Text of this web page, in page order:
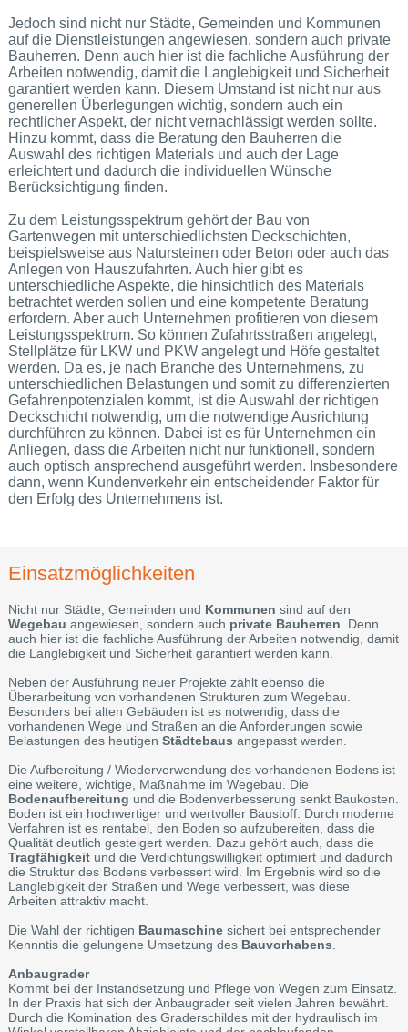
Jedoch sind nicht nur Städte, Gemeinden und Kommunen
auf die Dienstleistungen angewiesen, sondern auch private
Bauherren. Denn auch hier ist die fachliche Ausführung der
Arbeiten notwendig, damit die Langlebigkeit und Sicherheit
garantiert werden kann. Diesem Umstand ist nicht nur aus
generellen Überlegungen wichtig, sondern auch ein
rechtlicher Aspekt, der nicht vernachlässigt werden sollte.
Hinzu kommt, dass die Beratung den Bauherren die
Auswahl des richtigen Materials und auch der Lage
erleichtert und dadurch die individuellen Wünsche
Berücksichtigung finden.
Zu dem Leistungsspektrum gehört der Bau von
Gartenwegen mit unterschiedlichsten Deckschichten,
beispielsweise aus Natursteinen oder Beton oder auch das
Anlegen von Hauszufahrten. Auch hier gibt es
unterschiedliche Aspekte, die hinsichtlich des Materials
betrachtet werden sollen und eine kompetente Beratung
erfordern. Aber auch Unternehmen profitieren von diesem
Leistungsspektrum. So können Zufahrtsstraßen angelegt,
Stellplätze für LKW und PKW angelegt und Höfe gestaltet
werden. Da es, je nach Branche des Unternehmens, zu
unterschiedlichen Belastungen und somit zu differenzierten
Gefahrenpotenzialen kommt, ist die Auswahl der richtigen
Deckschicht notwendig, um die notwendige Ausrichtung
durchführen zu können. Dabei ist es für Unternehmen ein
Anliegen, dass die Arbeiten nicht nur funktionell, sondern
auch optisch ansprechend ausgeführt werden. Insbesondere
dann, wenn Kundenverkehr ein entscheidender Faktor für
den Erfolg des Unternehmens ist.
Einsatzmöglichkeiten
Nicht nur Städte, Gemeinden und Kommunen sind auf den
Wegebau angewiesen, sondern auch private Bauherren . Denn
auch hier ist die fachliche Ausführung der Arbeiten notwendig, damit
die Langlebigkeit und Sicherheit garantiert werden kann.
Neben der Ausführung neuer Projekte zählt ebenso die
Überarbeitung von vorhandenen Strukturen zum Wegebau.
Besonders bei alten Gebäuden ist es notwendig, dass die
vorhandenen Wege und Straßen an die Anforderungen sowie
Belastungen des heutigen Städtebaus angepasst werden.
Die Aufbereitung / Wiederverwendung des vorhandenen Bodens ist
eine weitere, wichtige, Maßnahme im Wegebau. Die
Bodenaufbereitung und die Bodenverbesserung senkt Baukosten.
Boden ist ein hochwertiger und wertvoller Baustoff. Durch moderne
Verfahren ist es rentabel, den Boden so aufzubereiten, dass die
Qualität deutlich gesteigert werden. Dazu gehört auch, dass die
Tragfähigkeitund die Verdichtungswilligkeit optimiert und dadurch
die Struktur des Bodens verbessert wird. Im Ergebnis wird so die
Langlebigkeit der Straßen und Wege verbessert, was diese
Arbeiten attraktiv macht.
Die Wahl der richtigen Baumaschinesichert bei entsprechender
Kennntis die gelungene Umsetzung des Bauvorhabens
Anbaugrader
Kommt bei der Instandsetzung und Pflege von Wegen zum Einsatz.
In der Praxis hat sich der Anbaugrader seit vielen Jahren bewährt.
Durch die Komination des Graderschildes mit der hydraulisch im